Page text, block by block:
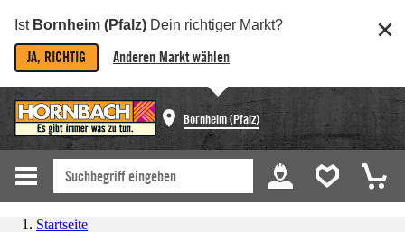
Ist Bornheim (Pfalz) Dein richtiger Markt?
JA, RICHTIG Anderen Markt wählen
Bornheim (Pfalz)
Startseite